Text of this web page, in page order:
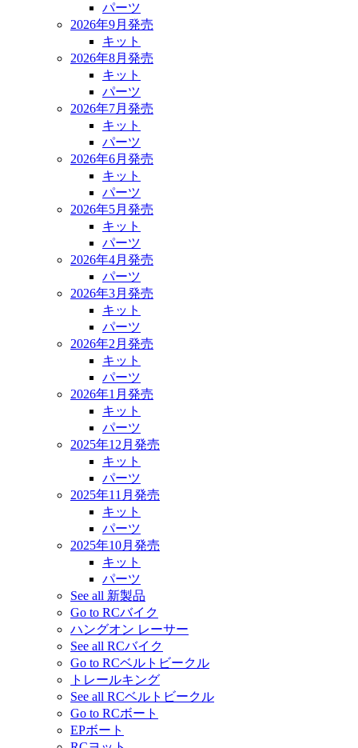
パーツ
2026年9月発売
キット
2026年8月発売
キット
パーツ
2026年7月発売
キット
パーツ
2026年6月発売
キット
パーツ
2026年5月発売
キット
パーツ
2026年4月発売
パーツ
2026年3月発売
キット
パーツ
2026年2月発売
キット
パーツ
2026年1月発売
キット
パーツ
2025年12月発売
キット
パーツ
2025年11月発売
キット
パーツ
2025年10月発売
キット
パーツ
See all 新製品
Go to RCバイク
ハングオン レーサー
See all RCバイク
Go to RCベルトビークル
トレールキング
See all RCベルトビークル
Go to RCボート
EPボート